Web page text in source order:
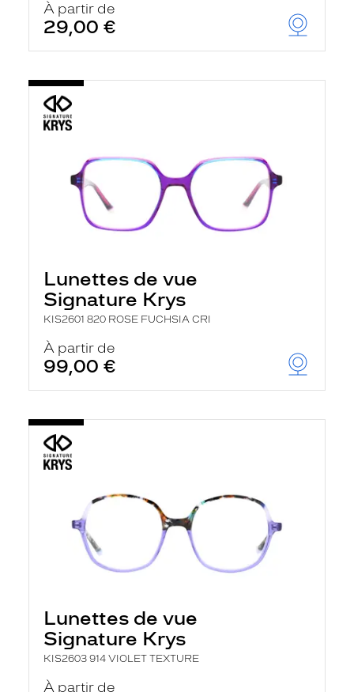
À partir de
29,00 €
Lunettes de vue
Signature Krys
KIS2601 820 ROSE FUCHSIA CRI
À partir de
99,00 €
Lunettes de vue
Signature Krys
KIS2603 914 VIOLET TEXTURE
À partir de